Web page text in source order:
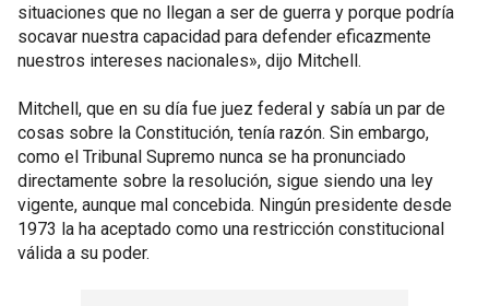
situaciones que no llegan a ser de guerra y porque podría
socavar nuestra capacidad para defender eficazmente
nuestros intereses nacionales», dijo Mitchell.
Mitchell, que en su día fue juez federal y sabía un par de
cosas sobre la Constitución, tenía razón. Sin embargo,
como el Tribunal Supremo nunca se ha pronunciado
directamente sobre la resolución, sigue siendo una ley
vigente, aunque mal concebida. Ningún presidente desde
1973 la ha aceptado como una restricción constitucional
válida a su poder.